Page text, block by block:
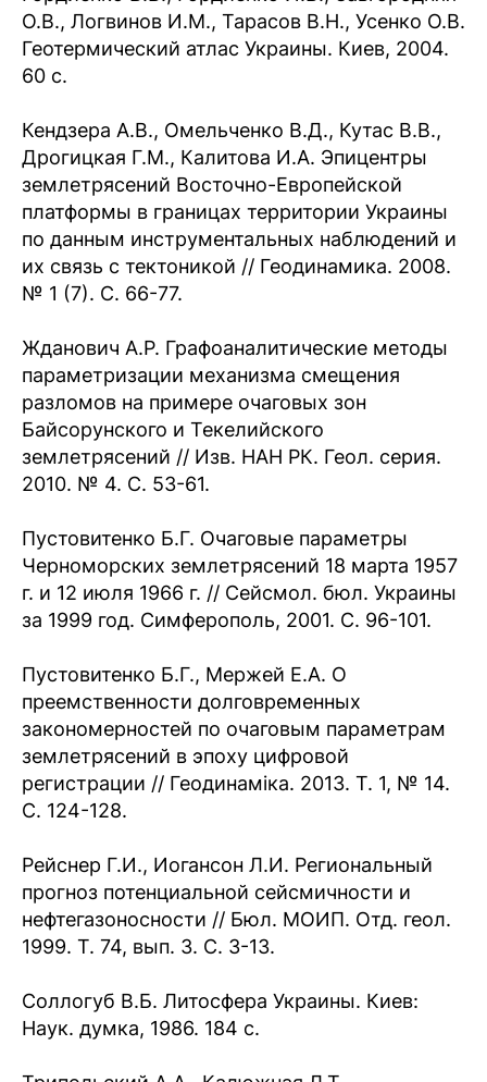
О.В., Логвинов И.М., Тарасов В.Н., Усенко О.В.
Геотермический атлас Украины. Киев, 2004.
60 с.
Кендзера А.В., Омельченко В.Д., Кутас В.В.,
Дрогицкая Г.М., Калитова И.А. Эпицентры
землетрясений Восточно-Европейской
платформы в границах территории Украины
по данным инструментальных наблюдений и
их связь с тектоникой // Геодинамика. 2008.
№ 1 (7). С. 66-77.
Жданович А.Р. Графоаналитические методы
параметризации механизма смещения
разломов на примере очаговых зон
Байсорунского и Текелийского
землетрясений // Изв. НАН РК. Геол. серия.
2010. № 4. С. 53-61.
Пустовитенко Б.Г. Очаговые параметры
Черноморских землетрясений 18 марта 1957
г. и 12 июля 1966 г. // Сейсмол. бюл. Украины
за 1999 год. Симферополь, 2001. С. 96-101.
Пустовитенко Б.Г., Мержей Е.А. О
преемственности долговременных
закономерностей по очаговым параметрам
землетрясений в эпоху цифровой
регистрации // Геодинаміка. 2013. Т. 1, № 14.
С. 124-128.
Рейснер Г.И., Иогансон Л.И. Региональный
прогноз потенциальной сейсмичности и
нефтегазоносности // Бюл. МОИП. Отд. геол.
1999. Т. 74, вып. 3. С. 3-13.
Соллогуб В.Б. Литосфера Украины. Киев:
Наук. думка, 1986. 184 с.